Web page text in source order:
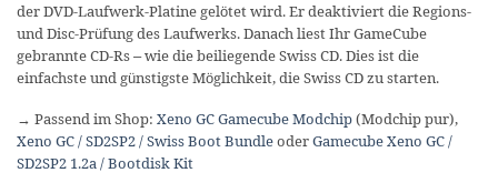
der DVD-Laufwerk-Platine gelötet wird. Er deaktiviert die Regions-
und Disc-Prüfung des Laufwerks. Danach liest Ihr GameCube
gebrannte CD-Rs – wie die beiliegende Swiss CD. Dies ist die
einfachste und günstigste Möglichkeit, die Swiss CD zu starten.
→ Passend im Shop: Xeno GC Gamecube Modchip(Modchip pur),
Xeno GC / SD2SP2 / Swiss Boot BundleoderGamecube Xeno GC /
SD2SP2 1.2a / Bootdisk Kit